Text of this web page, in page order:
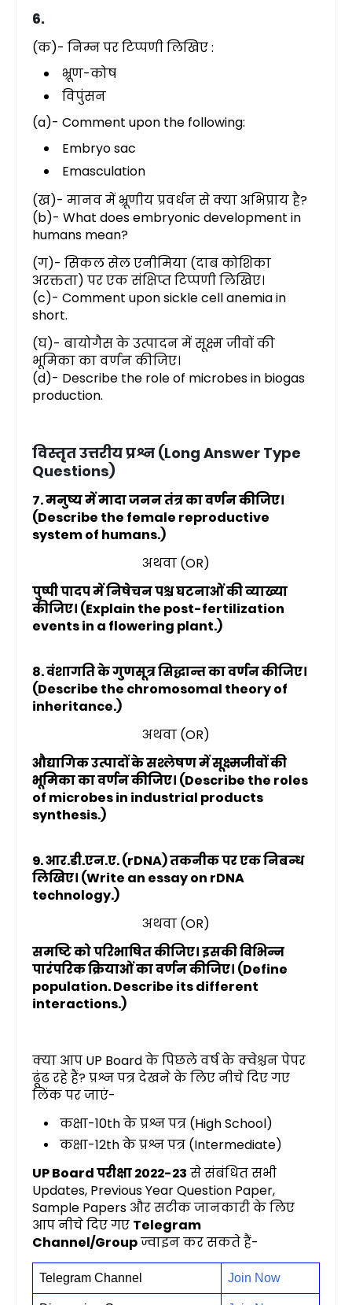
6.
(क)- निम्न पर टिप्पणी लिखिए :
भ्रूण-कोष
विपुंसन
(a)- Comment upon the following:
Embryo sac
Emasculation
(ख)- मानव में भ्रूणीय प्रवर्धन से क्या अभिप्राय है?
(b)- What does embryonic development in
humans mean?
(ग)- सिकल सेल एनीमिया (दाब कोशिका
अरक्तता) पर एक संक्षिप्त टिप्पणी लिखिए।
(c)- Comment upon sickle cell anemia in
short.
(घ)- बायोगैस के उत्पादन में सूक्ष्म जीवों की
भूमिका का वर्णन कीजिए।
(d)- Describe the role of microbes in biogas
production.
विस्तृत उत्तरीय प्रश्न (Long Answer Type
Questions)
7. मनुष्य में मादा जनन तंत्र का वर्णन कीजिए।
(Describe the female reproductive
system of humans.)
अथवा (OR)
पुष्पी पादप में निषेचन पश्च घटनाओं की व्याख्या
कीजिए। (Explain the post-fertilization
events in a flowering plant.)
8. वंशागति के गुणसूत्र सिद्धान्त का वर्णन कीजिए।
(Describe the chromosomal theory of
inheritance.)
अथवा (OR)
औद्यागिक उत्पादों के सश्लेषण में सूक्ष्मजीवों की
भूमिका का वर्णन कीजिए। (Describe the roles
of microbes in industrial products
synthesis.)
9. आर.डी.एन.ए. (rDNA) तकनीक पर एक निबन्ध
लिखिए। (Write an essay on rDNA
technology.)
अथवा (OR)
समष्टि को परिभाषित कीजिए। इसकी विभिन्न
पारंपरिक क्रियाओं का वर्णन कीजिए। (Define
population. Describe its different
interactions.)
क्या आप UP Board के पिछले वर्ष के क्वेश्चन पेपर
ढूंढ रहे हैं? प्रश्न पत्र देखने के लिए नीचे दिए गए
लिंक पर जाएं-
कक्षा-10th के प्रश्न पत्र (High School)
कक्षा-12th के प्रश्न पत्र (Intermediate)
UP Board परीक्षा 2022-23 से संबंधित सभी
Updates, Previous Year Question Paper,
Sample Papers और सटीक जानकारी के लिए
आप नीचे दिए गए Telegram
Channel/Groupज्वाइन कर सकते हैं-
Telegram Channel Join Now